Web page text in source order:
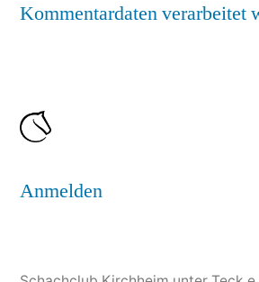
Kommentardaten verarbeitet
Anmelden